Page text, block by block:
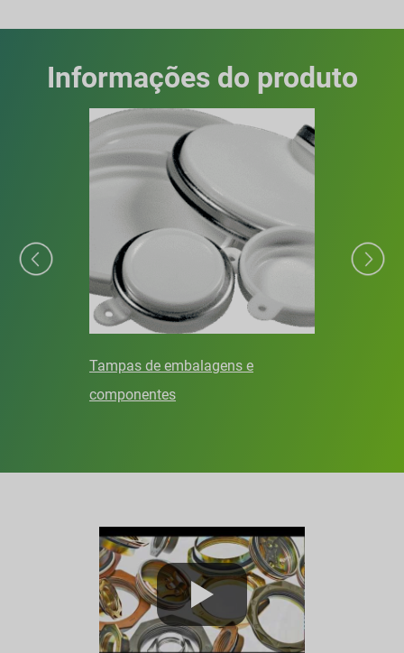
Informações do produto
Tampas de embalagens e
componentes